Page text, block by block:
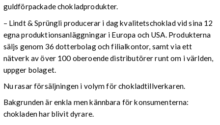
guldförpackade chokladprodukter.
– Lindt & Sprüngli producerar i dag kvalitetschoklad vid sina 12
egna produktionsanläggningar i Europa och USA. Produkterna
säljs genom 36 dotterbolag och filialkontor, samt via ett
nätverk av över 100 oberoende distributörer runt om i världen,
uppger bolaget.
Nu rasar försäljningen i volym för chokladtillverkaren.
Bakgrunden är enkla men kännbara för konsumenterna:
chokladen har blivit dyrare.